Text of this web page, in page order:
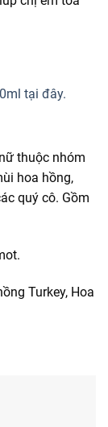
tại đây.
thuộc nhóm
hoa hồng,
quý cô. Gồm
Turkey, Hoa